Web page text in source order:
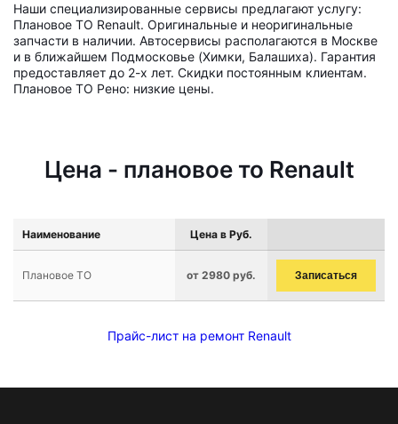
Наши специализированные сервисы предлагают услугу:
Плановое ТО Renault. Оригинальные и неоригинальные
запчасти в наличии. Автосервисы располагаются в Москве
и в ближайшем Подмосковье (Химки, Балашиха). Гарантия
предоставляет до 2-х лет. Скидки постоянным клиентам.
Плановое ТО Рено: низкие цены.
Цена - плановое то Renault
Наименование Цена в Руб.
Плановое ТО от 2980 руб. Записаться
Прайс-лист на ремонт Renault